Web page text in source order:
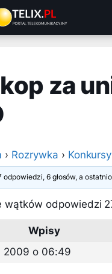
za
› Rozrywka ›
odpowiedzi, 6 głosów, a
wątków odpowiedzi
Wpisy
2009 o 06:49